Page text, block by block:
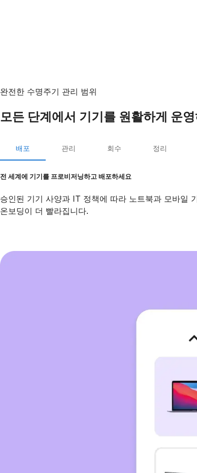
완전한 수명주기 관리 범위
모든 단계에서 기기를 원활하게 운
배포 관리 회수 정리
전 세계에 기기를 프로비저닝하고 배포하세요
승인된 기기 사양과 IT 정책에 따라 노트북과 모바일
온보딩이 더 빨라집니다.